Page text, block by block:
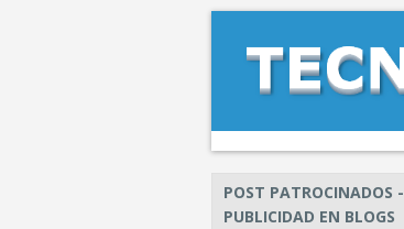
POST PATROCINADOS -
PUBLICIDAD EN BLOGS